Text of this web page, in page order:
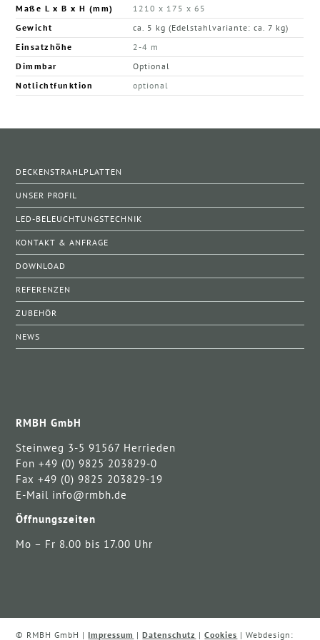
Maße L x B x H (mm)
1210 x 175 x 65
Gewicht
ca. 5 kg (Edelstahlvariante: ca. 7 kg)
Einsatzhöhe
2-4 m
Dimmbar
Optional
Notlichtfunktion
optional
DECKENSTRAHLPLATTEN
UNSER PROFIL
LED-BELEUCHTUNGSTECHNIK
KONTAKT & ANFRAGE
DOWNLOAD
REFERENZEN
ZUBEHÖR
NEWS
RMBH GmbH
Steinweg 3-5 91567 Herrieden
Fon +49 (0) 9825 203829-0
Fax +49 (0) 9825 203829-19
E-Mail info@rmbh.de
Öffnungszeiten
Mo – Fr 8.00 bis 17.00 Uhr
© RMBH GmbH | Impressum |Datenschutz |Cookies | Webdesign: